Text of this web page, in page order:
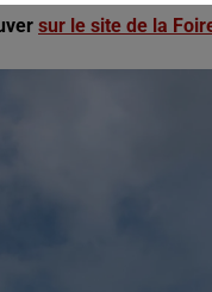
sur le site de la